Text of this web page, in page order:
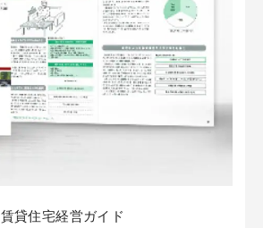
賃貸住宅経営ガイド